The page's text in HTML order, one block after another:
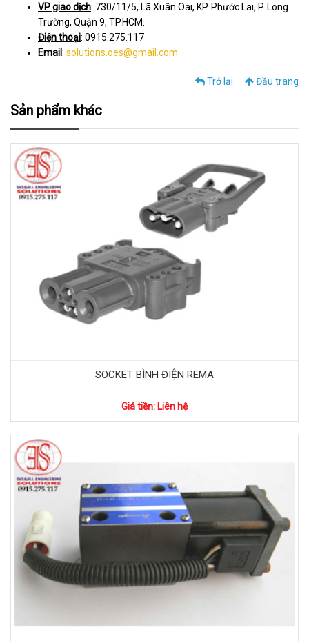
VP giao dịch: 730/11/5, Lã Xuân Oai, KP. Phước Lai, P. Long
Trường, Quận 9, TP.HCM.
Điện thoại: 0915.275.117
Email: solutions.oes@gmail.com
Trở lại Đầu trang
Sản phẩm khác
SOCKET BÌNH ĐIỆN REMA
Giá tiền: Liên hệ